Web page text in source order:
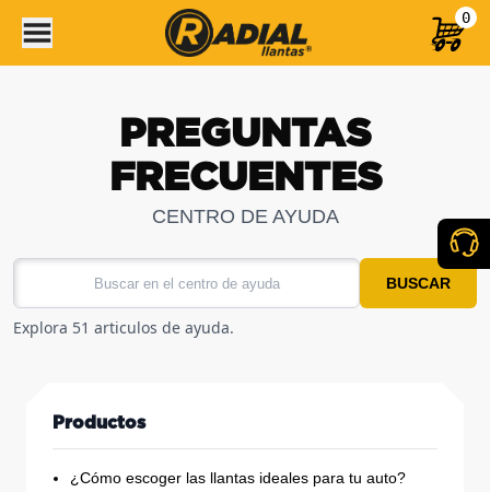
0
PREGUNTAS
FRECUENTES
CENTRO DE AYUDA
BUSCAR
Explora 51 articulos de ayuda.
Productos
¿Cómo escoger las llantas ideales para tu auto?